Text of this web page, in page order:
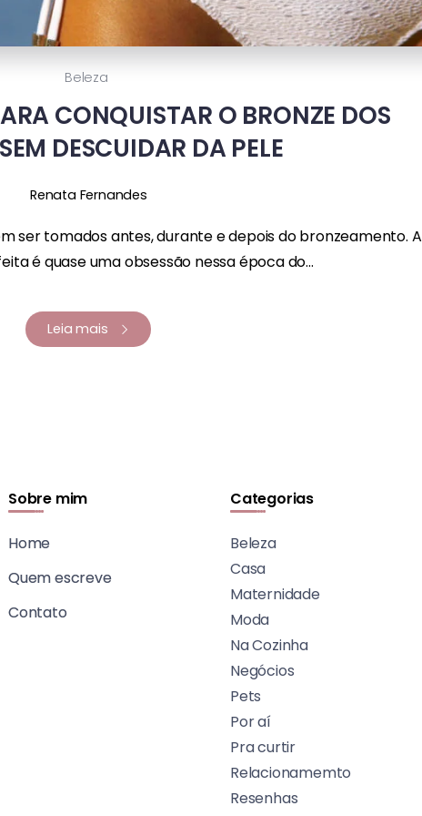
Beleza
CONQUISTAR O BRONZE DOS
DESCUIDAR DA PELE
Renata Fernandes
ser tomados antes, durante e depois do bronzeamento. A
é quase uma obsessão nessa época do...
Leia mais
Sobre mim
Home
Quem escreve
Contato
Categorias
Beleza
Casa
Maternidade
Moda
Na Cozinha
Negócios
Pets
Por aí
Pra curtir
Relacionamemto
Resenhas